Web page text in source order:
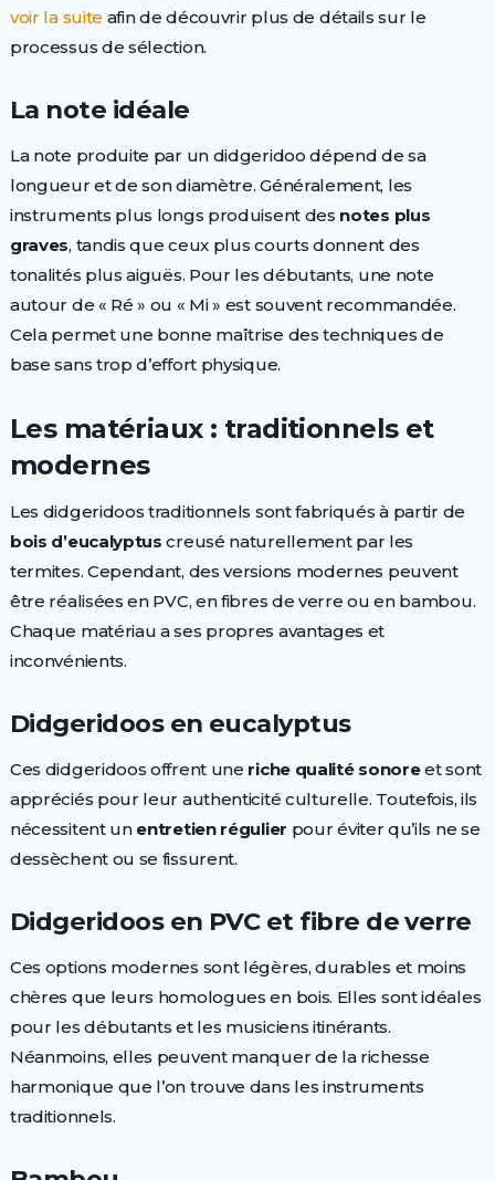
voir la suite afin de découvrir plus de détails sur le
processus de sélection.
La note idéale
La note produite par un didgeridoo dépend de sa
longueur et de son diamètre. Généralement, les
instruments plus longs produisent des notes plus
graves, tandis que ceux plus courts donnent des
tonalités plus aiguës. Pour les débutants, une note
autour de « Ré » ou « Mi » est souvent recommandée.
Cela permet une bonne maîtrise des techniques de
base sans trop d’effort physique.
Les matériaux : traditionnels et
modernes
Les didgeridoos traditionnels sont fabriqués à partir de
bois d’eucalyptus creusé naturellement par les
termites. Cependant, des versions modernes peuvent
être réalisées en PVC, en fibres de verre ou en bambou.
Chaque matériau a ses propres avantages et
inconvénients.
Didgeridoos en eucalyptus
Ces didgeridoos offrent une riche qualité sonoreet sont
appréciés pour leur authenticité culturelle. Toutefois, ils
nécessitent un entretien régulier pour éviter qu’ils ne se
dessèchent ou se fissurent.
Didgeridoos en PVC et fibre de verre
Ces options modernes sont légères, durables et moins
chères que leurs homologues en bois. Elles sont idéales
pour les débutants et les musiciens itinérants.
Néanmoins, elles peuvent manquer de la richesse
harmonique que l’on trouve dans les instruments
traditionnels.